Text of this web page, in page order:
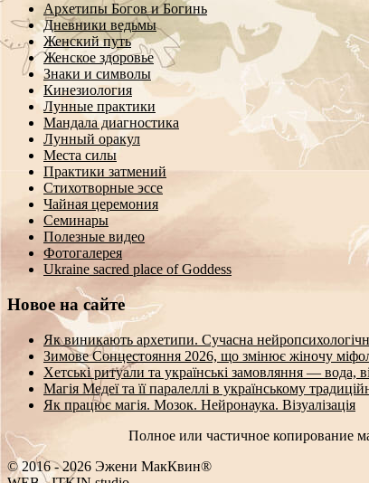
Архетипы Богов и Богинь
Дневники ведьмы
Женский путь
Женское здоровье
Знаки и символы
Кинезиология
Лунные практики
Мандала диагностика
Лунный оракул
Места силы
Практики затмений
Стихотворные эссе
Чайная церемония
Семинары
Полезные видео
Фотогалерея
Ukraine sacred place of Goddess
Новое на сайте
Як виникають архетипи. Сучасна
Зимове Сонцестояння 2026, що змінює жіночу
Хетські ритуали та українські замовляння — вода,
Магія Медеї та її паралеллі в українському
Як працює магія. Мозок. Нейронаука. Візуалізація
Полное или частичное копирование
© 2016 - 2026 Эжени МакКвин®